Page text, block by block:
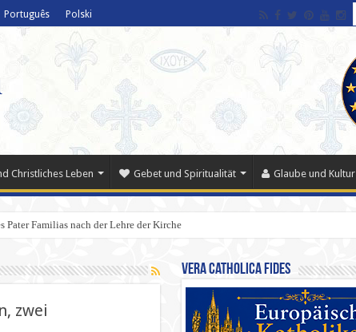
Português Polski
Christliches Leben Gebet und Spiritualität Glaube und Kultur
Familias nach der Lehre der Kirche
zwei
Vera Catholica Fides